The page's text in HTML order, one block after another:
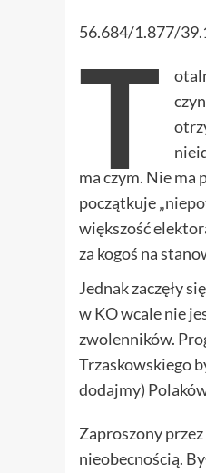
56.684/1.877/
T
ma czym. Nie ma
początkuje „
większość
za kogoś na
Jednak zaczęły
w KO wcale nie
zwolenników.
Trzaskowskiego
dodajmy)
Zaproszony
nieobecnością.